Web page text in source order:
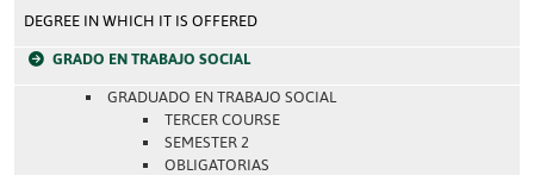
DEGREE IN WHICH IT IS OFFERED
GRADO EN TRABAJO SOCIAL
GRADUADO EN TRABAJO SOCIAL
TERCER COURSE
SEMESTER 2
OBLIGATORIAS